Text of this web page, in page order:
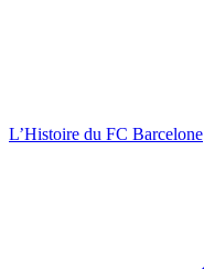
L’Histoire du FC Barcelone